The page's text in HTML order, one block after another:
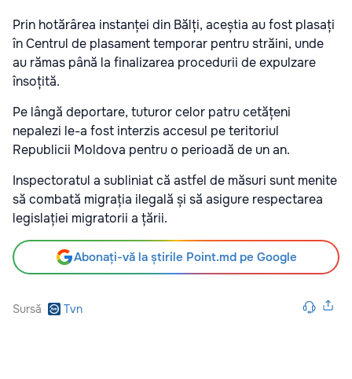
Prin hotărârea instanței din Bălți, aceștia au fost plasați
în Centrul de plasament temporar pentru străini, unde
au rămas până la finalizarea procedurii de expulzare
însoțită.
Pe lângă deportare, tuturor celor patru cetățeni
nepalezi le-a fost interzis accesul pe teritoriul
Republicii Moldova pentru o perioadă de un an.
Inspectoratul a subliniat că astfel de măsuri sunt menite
să combată migrația ilegală și să asigure respectarea
legislației migratorii a țării.
Abonați-vă la știrile Point.md pe Google
Sursă Tvn